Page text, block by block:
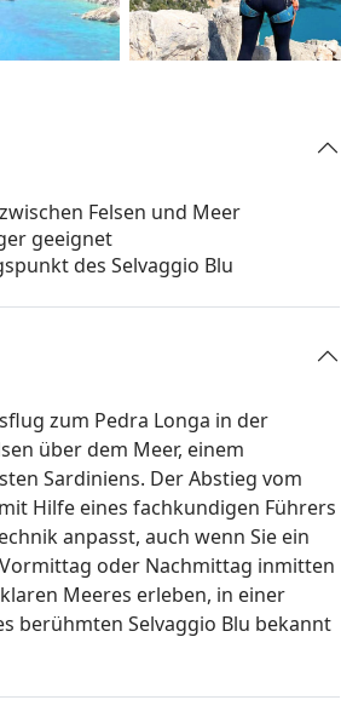
Felsen und Meer
geeignet
des Selvaggio Blu
zum Pedra Longa in der
über dem Meer, einem
Sardiniens. Der Abstieg vom
Hilfe eines fachkundigen Führers
anpasst, auch wenn Sie ein
oder Nachmittag inmitten
Meeres erleben, in einer
berühmten Selvaggio Blu bekannt